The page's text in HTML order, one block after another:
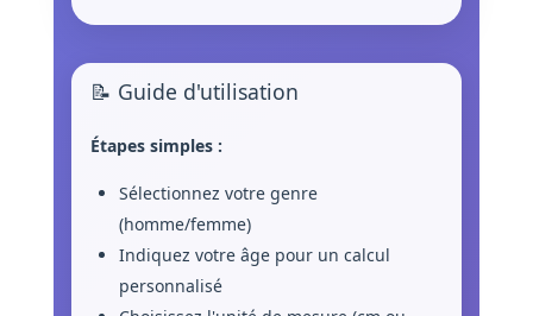
📝 Guide d'utilisation
Étapes simples :
Sélectionnez votre genre
(homme/femme)
Indiquez votre âge pour un calcul
personnalisé